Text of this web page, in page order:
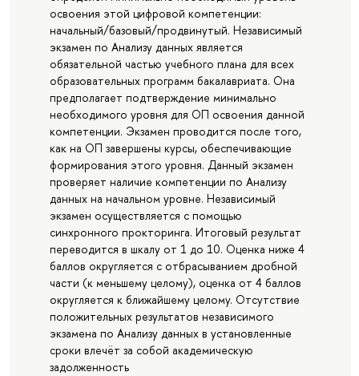
освоения этой цифровой компетенции:
начальный/базовый/продвинутый. Независимый
экзамен по Анализу данных является
обязательной частью учебного плана для всех
образовательных программ бакалавриата. Она
предполагает подтверждение минимально
необходимого уровня для ОП освоения данной
компетенции. Экзамен проводится после того,
как на ОП завершены курсы, обеспечивающие
формирования этого уровня. Данный экзамен
проверяет наличие компетенции по Анализу
данных на начальном уровне. Независимый
экзамен осуществляется с помощью
синхронного прокторинга. Итоговый результат
переводится в шкалу от 1 до 10. Оценка ниже 4
баллов округляется с отбрасыванием дробной
части (к меньшему целому), оценка от 4 баллов
округляется к ближайшему целому. Отсутствие
положительных результатов независимого
экзамена по Анализу данных в установленные
сроки влечёт за собой академическую
задолженность